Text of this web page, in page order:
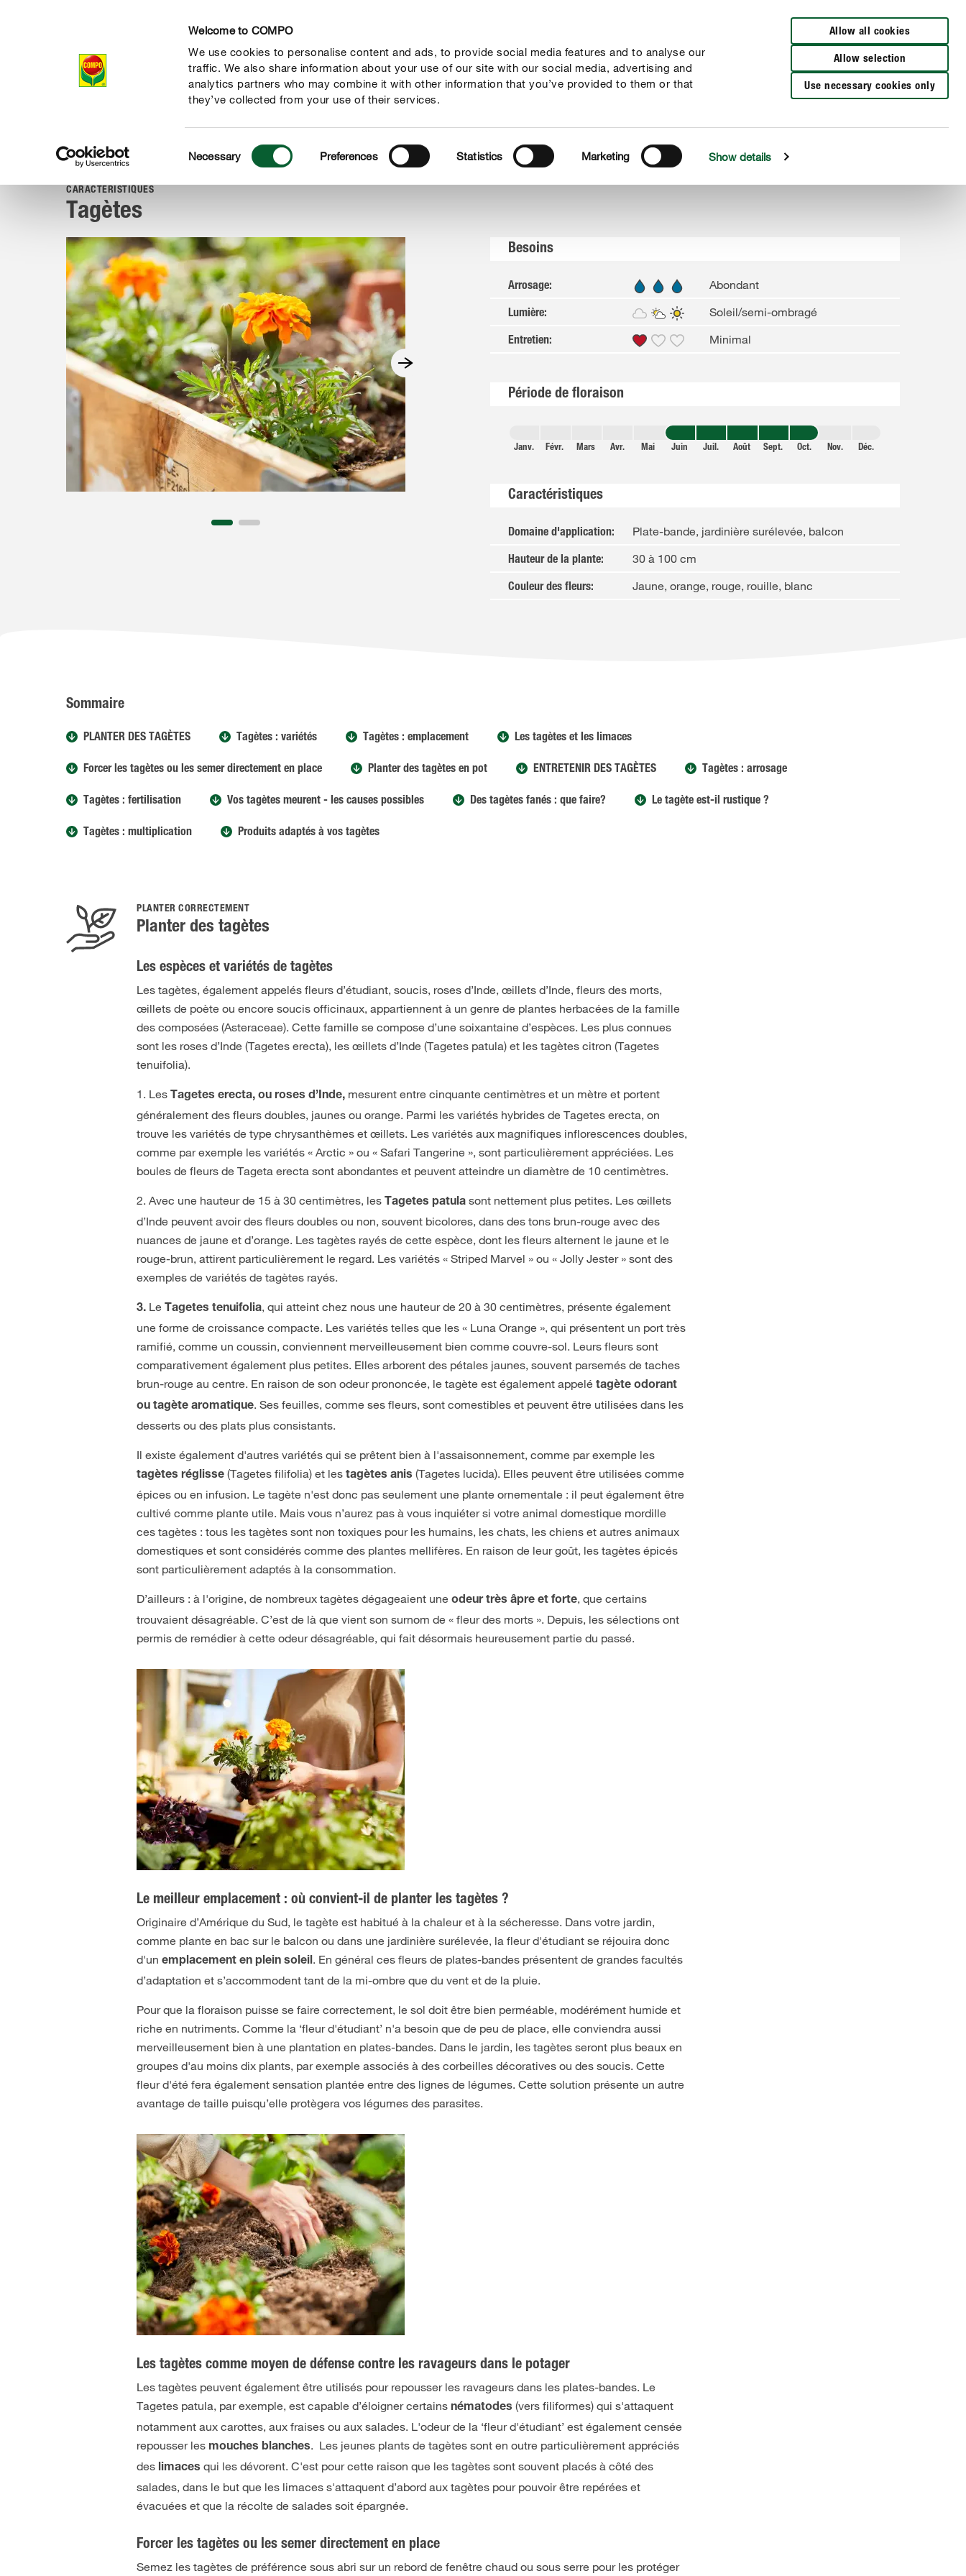
Welcome to COMPO
We use cookies to personalise content and ads, to provide social media features and to analyse our
traffic. We also share information about your use of our site with our social media, advertising and
analytics partners who may combine it with other information that you’ve provided to them or that
they’ve collected from your use of their services.
Selection
Necessary Preferences Statistics Marketing Show details
Allow all cookies
Allow selection
Use necessary cookies only
Distributeurs à proximité
Produits Conseil Thèmes Service Qui sommes-nous?
COMPOConseil Portraits de plantes Plantes de jardin Tagètes
CARACTÉRISTIQUES
Tagètes
Besoins
Arrosage: Abondant
Lumière: Soleil/semi-ombragé
Entretien: Minimal
Période de floraison
Janv. Févr. Mars Avr. Mai Juin Juil. Août Sept. Oct. Nov. Déc.
Caractéristiques
Domaine d'application: Plate-bande, jardinière surélevée, balcon
Hauteur de la plante: 30 à 100 cm
Couleur des fleurs: Jaune, orange, rouge, rouille, blanc
Sommaire
PLANTER DES TAGÈTES Tagètes : variétés Tagètes : emplacement Les tagètes et les limaces
Forcer les tagètes ou les semer directement en place Planter des tagètes en pot ENTRETENIR DES TAGÈTES Tagètes : arrosage
Tagètes : fertilisation Vos tagètes meurent - les causes possibles Des tagètes fanés : que faire? Le tagète est-il rustique ?
Tagètes : multiplication Produits adaptés à vos tagètes
PLANTER CORRECTEMENT
Planter des tagètes
Les espèces et variétés de tagètes
Les tagètes, également appelés fleurs d’étudiant, soucis, roses d’Inde, œillets d’Inde, fleurs des morts,
œillets de poète ou encore soucis officinaux, appartiennent à un genre de plantes herbacées de la famille
des composées (Asteraceae). Cette famille se compose d’une soixantaine d’espèces. Les plus connues
sont les roses d’Inde (Tagetes erecta), les œillets d’Inde (Tagetes patula) et les tagètes citron (Tagetes
tenuifolia).
1. LesTagetes erecta, ou roses d’Inde, mesurent entre cinquante centimètres et un mètre et portent
généralement des fleurs doubles, jaunes ou orange. Parmi les variétés hybrides de Tagetes erecta, on
trouve les variétés de type chrysanthèmes et œillets. Les variétés aux magnifiques inflorescences doubles,
comme par exemple les variétés « Arctic » ou « Safari Tangerine », sont particulièrement appréciées. Les
boules de fleurs de Tageta erecta sont abondantes et peuvent atteindre un diamètre de 10 centimètres.
2. Avec une hauteur de 15 à 30 centimètres, lesTagetes patula sont nettement plus petites. Les œillets
d’Inde peuvent avoir des fleurs doubles ou non, souvent bicolores, dans des tons brun-rouge avec des
nuances de jaune et d’orange. Les tagètes rayés de cette espèce, dont les fleurs alternent le jaune et le
rouge-brun, attirent particulièrement le regard. Les variétés « Striped Marvel » ou « Jolly Jester » sont des
exemples de variétés de tagètes rayés.
3. LeTagetes tenuifolia, qui atteint chez nous une hauteur de 20 à 30 centimètres, présente également
une forme de croissance compacte. Les variétés telles que les « Luna Orange », qui présentent un port très
ramifié, comme un coussin, conviennent merveilleusement bien comme couvre-sol. Leurs fleurs sont
comparativement également plus petites. Elles arborent des pétales jaunes, souvent parsemés de taches
brun-rouge au centre. En raison de son odeur prononcée, le tagète est également appelétagète odorant
ou tagète aromatique. Ses feuilles, comme ses fleurs, sont comestibles et peuvent être utilisées dans les
desserts ou des plats plus consistants.
Il existe également d'autres variétés qui se prêtent bien à l'assaisonnement, comme par exemple les
tagètes réglisse (Tagetes filifolia) et lestagètes anis (Tagetes lucida). Elles peuvent être utilisées comme
épices ou en infusion. Le tagète n'est donc pas seulement une plante ornementale : il peut également être
cultivé comme plante utile. Mais vous n’aurez pas à vous inquiéter si votre animal domestique mordille
ces tagètes : tous les tagètes sont non toxiques pour les humains, les chats, les chiens et autres animaux
domestiques et sont considérés comme des plantes mellifères. En raison de leur goût, les tagètes épicés
sont particulièrement adaptés à la consommation.
D’ailleurs : à l'origine, de nombreux tagètes dégageaient uneodeur très âpre et forte, que certains
trouvaient désagréable. C’est de là que vient son surnom de « fleur des morts ». Depuis, les sélections ont
permis de remédier à cette odeur désagréable, qui fait désormais heureusement partie du passé.
Le meilleur emplacement : où convient-il de planter les tagètes ?
Originaire d’Amérique du Sud, le tagète est habitué à la chaleur et à la sécheresse. Dans votre jardin,
comme plante en bac sur le balcon ou dans une jardinière surélevée, la fleur d'étudiant se réjouira donc
d'unemplacement en plein soleil. En général ces fleurs de plates-bandes présentent de grandes facultés
d’adaptation et s’accommodent tant de la mi-ombre que du vent et de la pluie.
Pour que la floraison puisse se faire correctement, le sol doit être bien perméable, modérément humide et
riche en nutriments. Comme la ‘fleur d'étudiant’ n'a besoin que de peu de place, elle conviendra aussi
merveilleusement bien à une plantation en plates-bandes. Dans le jardin, les tagètes seront plus beaux en
groupes d'au moins dix plants, par exemple associés à des corbeilles décoratives ou des soucis. Cette
fleur d'été fera également sensation plantée entre des lignes de légumes. Cette solution présente un autre
avantage de taille puisqu’elle protègera vos légumes des parasites.
Les tagètes comme moyen de défense contre les ravageurs dans le potager
Les tagètes peuvent également être utilisés pour repousser les ravageurs dans les plates-bandes. Le
Tagetes patula, par exemple, est capable d’éloigner certainsnématodes(vers filiformes) qui s'attaquent
notamment aux carottes, aux fraises ou aux salades. L'odeur de la ‘fleur d'étudiant’ est également censée
repousser les mouches blanches. Les jeunes plants de tagètes sont en outre particulièrement appréciés
des limaces qui les dévorent. C'est pour cette raison que les tagètes sont souvent placés à côté des
salades, dans le but que les limaces s'attaquent d’abord aux tagètes pour pouvoir être repérées et
évacuées et que la récolte de salades soit épargnée.
Forcer les tagètes ou les semer directement en place
Semez les tagètes de préférence sous abri sur un rebord de fenêtre chaud ou sous serre pour les protéger